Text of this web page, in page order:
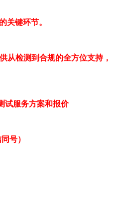
关键环节。
从检测到合规的全方位支持，
试服务方案和报价
号）